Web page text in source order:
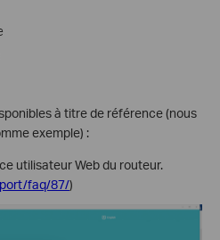
à titre de référence (nous
exemple) :
utilisateur Web du routeur.
faq/87/)